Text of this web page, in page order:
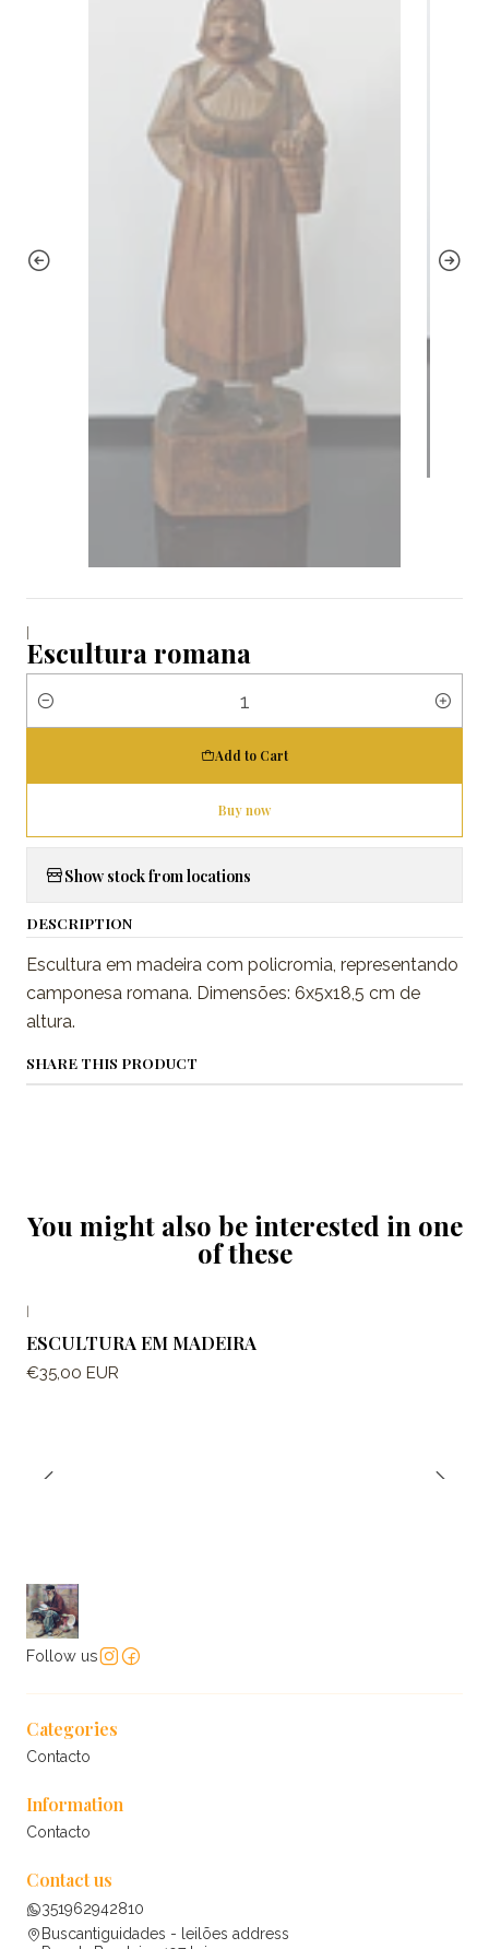
|
Escultura romana
Quantity
Add to Cart
Buy now
Show stock from locations
DESCRIPTION
Escultura em madeira com policromia, representando
camponesa romana. Dimensões: 6x5x18,5 cm de
altura.
SHARE THIS PRODUCT
You might also be interested in one
of these
ESCULTURA EM MADEIRA
€35,00 EUR
Follow us
Categories
Contacto
Information
Contacto
Contact us
351962942810
Buscantiguidades - leilões address